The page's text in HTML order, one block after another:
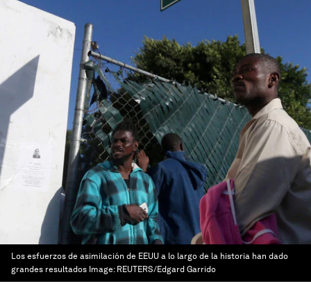
Los esfuerzos de asimilación de EEUU a lo largo de la historia han dado
grandes resultados Image: REUTERS/Edgard Garrido